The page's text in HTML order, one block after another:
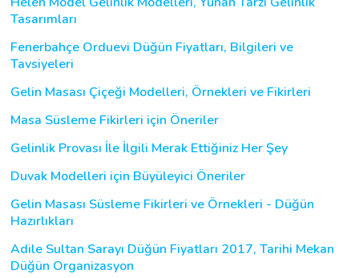
Tasarımları
Fenerbahçe Orduevi Düğün Fiyatları, Bilgileri ve
Tavsiyeleri
Gelin Masası Çiçeği Modelleri, Örnekleri ve Fikirleri
Masa Süsleme Fikirleri için Öneriler
Gelinlik Provası İle İlgili Merak Ettiğiniz Her Şey
Duvak Modelleri için Büyüleyici Öneriler
Gelin Masası Süsleme Fikirleri ve Örnekleri - Düğün
Hazırlıkları
Adile Sultan Sarayı Düğün Fiyatları 2017, Tarihi Mekan
Düğün Organizasyon